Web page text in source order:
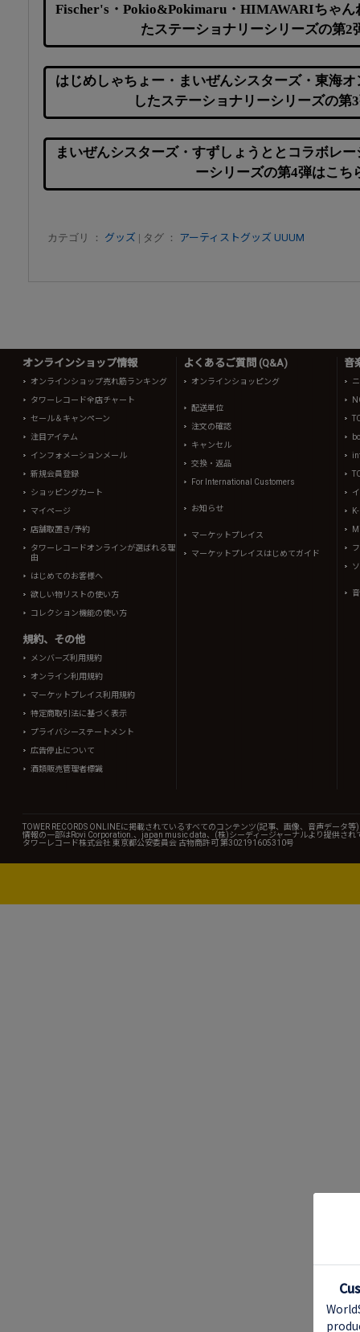
Fischer's・Pokio&Pokimaru・HIMAWARIちゃん
たステーショナリーシリーズの第2
はじめしゃちょー・まいぜんシスターズ・東海
したステーショナリーシリーズの第
まいぜんシスターズ・すずしょうととコラボレ
ーシリーズの第4弾はこち
カテゴリ ： グッズ | タグ ： アーティストグッズ UUUM
オンラインショップ情報
オンラインショップ売れ筋ランキング
タワーレコード全店チャート
セール＆キャンペーン
注目アイテム
インフォメーションメール
新規会員登録
ショッピングカート
マイページ
店舗取置き/予約
タワーレコードオンラインが選ばれる理
由
はじめてのお客様へ
欲しい物リストの使い方
コレクション機能の使い方
規約、その他
メンバーズ利用規約
オンライン利用規約
マーケットプレイス利用規約
特定商取引法に基づく表示
プライバシーステートメント
広告停止について
酒類販売管理者標識
よくあるご質問 (Q&A)
オンラインショッピング
配送単位
注文の確認
キャンセル
交換・返品
For International Customers
お知らせ
マーケットプレイス
マーケットプレイスはじめてガイド
音
TOWER RECORDS ONLINEに掲載されているすべてのコンテンツ(記事、画像、音声データ
情報の一部はRovi Corporation.、japan music data、(株)シーディージャーナルより提供され
タワーレコード株式会社 東京都公安委員会 古物商許可 第302191605310号